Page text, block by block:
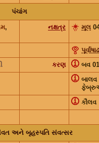
પંચાંગ
,
નક્ષત્ર મૂલ
કરણ બવ
ⓘ
બાલવ
ⓘ
કૌલવ
ⓘ
અને બૃહસ્પતિ સંવત્સર